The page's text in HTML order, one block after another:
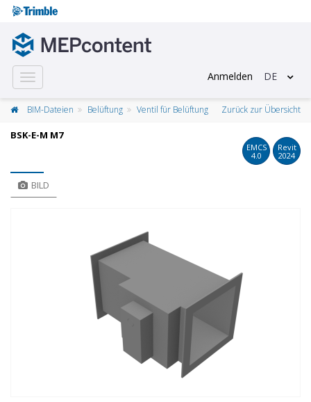
Toggle
navigation
Anmelden DE
BIM-Dateien Belüftung Ventil für Belüftung Zurück zur Übersicht
BSK-E-M M7
EMCS
4.0
Revit
2024
BILD